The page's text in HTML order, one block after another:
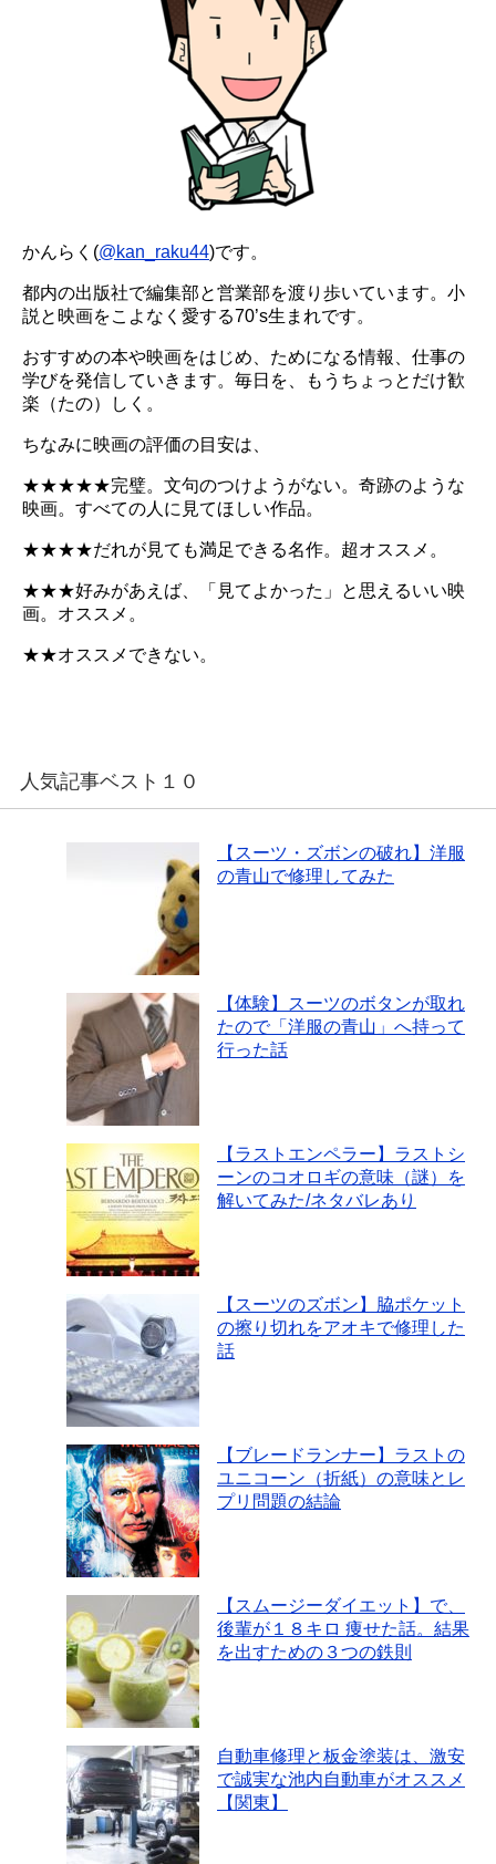
かんらく(@kan_raku44)です。
都内の出版社で編集部と営業部を渡り歩いています。小
説と映画をこよなく愛する70’s生まれです。
おすすめの本や映画をはじめ、ためになる情報、仕事の
学びを発信していきます。毎日を、もうちょっとだけ歓
楽（たの）しく。
ちなみに映画の評価の目安は、
★★★★★完璧。文句のつけようがない。奇跡のような
映画。すべての人に見てほしい作品。
★★★★だれが見ても満足できる名作。超オススメ。
★★★好みがあえば、「見てよかった」と思えるいい映
画。オススメ。
★★オススメできない。
人気記事ベスト１０
【スーツ・ズボンの破れ】洋服
の青山で修理してみた
【体験】スーツのボタンが取れ
たので「洋服の青山」へ持って
行った話
【ラストエンペラー】ラストシ
ーンのコオロギの意味（謎）を
解いてみた/ネタバレあり
【スーツのズボン】脇ポケット
の擦り切れをアオキで修理した
話
【ブレードランナー】ラストの
ユニコーン（折紙）の意味とレ
プリ問題の結論
【スムージーダイエット】で、
後輩が１８キロ 痩せた話。結果
を出すための３つの鉄則
自動車修理と板金塗装は、激安
で誠実な池内自動車がオススメ
【関東】